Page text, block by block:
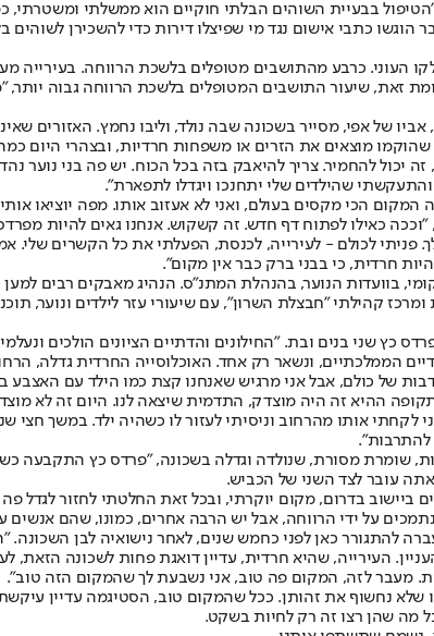
"הטיפול בבעיית השוהים הבלתי חוקיים הוא ממשלתי
הוגשו כתבי אישום נגד מי שפיצלו דירות כדי להשכירן
מתושביה חיים מתחת לקו העוני. כרבע מהתושבים מטופלים בלשכת
זאת, שיעור התושבים המטופלים בלשכת הרווחה גבוה
אפי, מסייר בשכונה שבה נולד, וליבו נחמץ. האזורים
מוצאים את הזרים או משפחות חרדיות, ובצהרי היום
זה יכול להחמיר. צריך להיאבק בזה בכל הכוח. יש פה בני
שהילדים שלי יתחנכו ויגדלו לתפארת".
הכי מקסים בעולם, ואני לא אעזוב אותו. מפה יוציאו
כאילו לפתוח דף חדש. זה קשקוש. אנחנו גאים להיות
פניתי לכולם - לעירייה, לכנסת, הפעלתי את כל הקשרים
חרדית, כי בבני ברק כבר אין מקום".
בוועדות הנוער, בהנהלת המתנ"ס. הנהיג מאבקים רבים
קהילתי "חבצלת השרון", עם שיעורי עזר לילדים ונוער,
אב הבית במתנ"ס, גידל בפרדס כץ שני בנים ובת. "החילונים והדתיים
הממלכתיים, ונשאר רק אחד. האוכלוסייה החרדית גדלה,
של כולם, אבל אני מרגיש שאנחנו קצת כמו הילד עם האצבע
שאני מפרדס כץ. בתקופה ההיא זה היה מוצדק, התדמית שיצאה לנו.
אותו מהרחוב וניסיתי לעזור לו כשהיה ילד. במשך חצי
להתרבות".
של בני ברק", נאנחת נ' (33), אם לשלוש בנות, שומרת מסורת, שנולדה וגדלה
עובר לצד השני של הכביש.
ביישוב בדרום, מקום יוקרתי, ובכל זאת החלטתי לחזור
על ידי הרווחה, אבל יש הרבה אחרים, כמונו, שהם אנשים
להתגורר כאן לפני כחמש שנים, לאחר נישואיה לבן
העירייה, שהיא חרדית, עדיין דואגת פחות לשכונה
מעבר לזה, המקום פה טוב, אני נשבעת לך שהמקום הזה טוב".
שלא נחשוף את זהותן. ככל שהמקום טוב, הסטיגמה עדיין
מה שהן רצו זה רק לחיות בשקט.